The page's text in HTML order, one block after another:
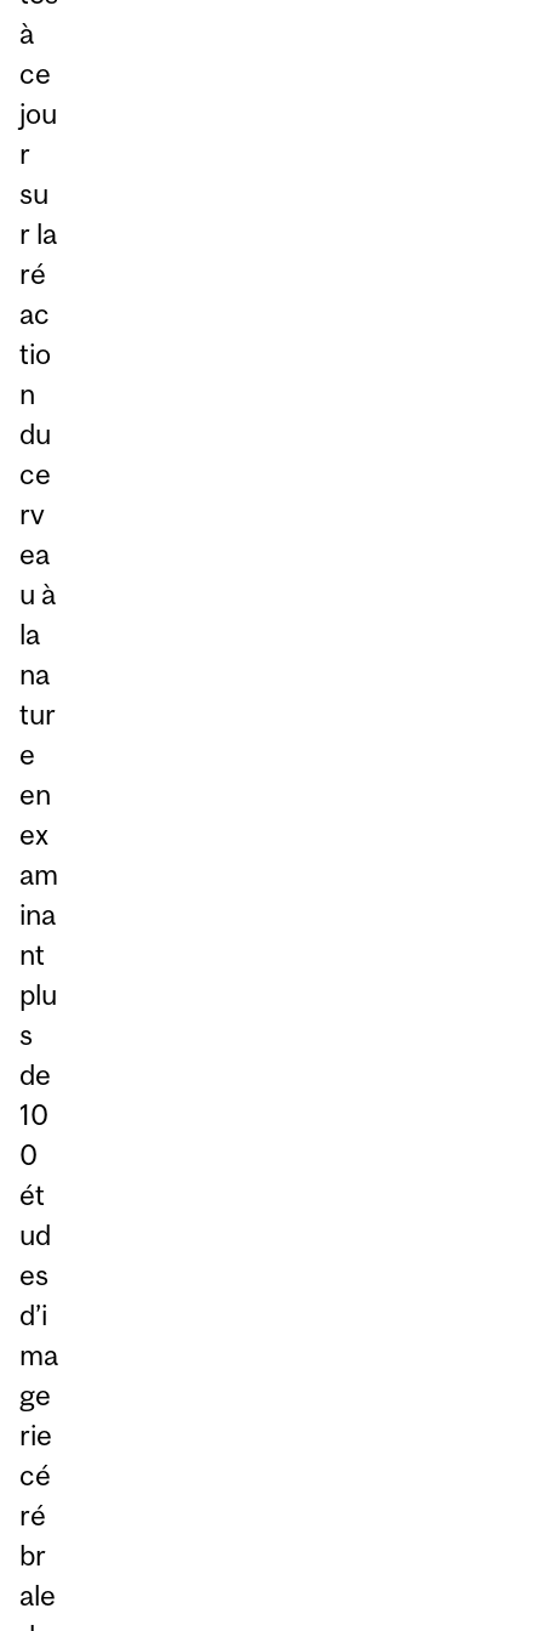
à
ce
jou
r
su
r la
ré
ac
tio
n
du
ce
rv
ea
u à
la
na
tur
e
en
ex
am
ina
nt
plu
s
de
10
0
ét
ud
es
d’i
ma
ge
rie
cé
ré
br
ale